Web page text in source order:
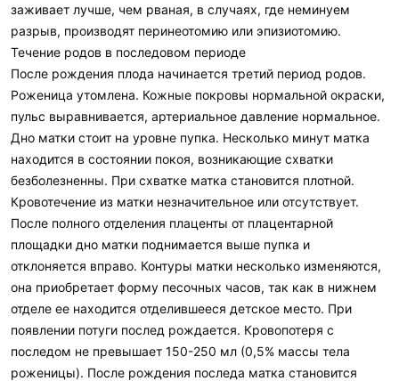
заживает лучше, чем рваная, в случаях, где неминуем
разрыв, производят перинеотомию или эпизиотомию.
Течение родов в последовом периоде
После рождения плода начинается третий период родов.
Роженица утомлена. Кожные покровы нормальной окраски,
пульс выравнивается, артериальное давление нормальное.
Дно матки стоит на уровне пупка. Несколько минут матка
находится в состоянии покоя, возникающие схватки
безболезненны. При схватке матка становится плотной.
Кровотечение из матки незначительное или отсутствует.
После полного отделения плаценты от плацентарной
площадки дно матки поднимается выше пупка и
отклоняется вправо. Контуры матки несколько изменяются,
она приобретает форму песочных часов, так как в нижнем
отделе ее находится отделившееся детское место. При
появлении потуги послед рождается. Кровопотеря с
последом не превышает 150-250 мл (0,5% массы тела
роженицы). После рождения последа матка становится